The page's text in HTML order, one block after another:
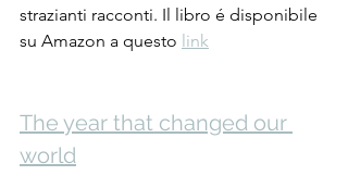
strazianti racconti. Il libro é disponibile
su Amazon a questo link
The year that changed our
world